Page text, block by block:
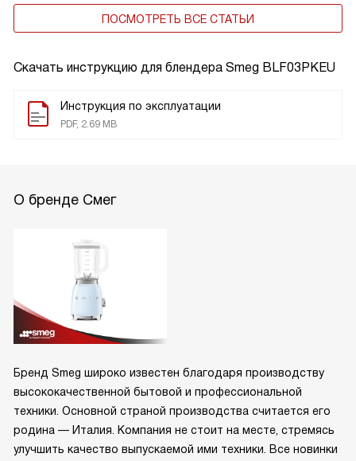
Скачать инструкцию для блендера Smeg BLF03PKEU
Инструкция по эксплуатации
PDF, 2.69 MB
ПОСМОТРЕТЬ ВСЕ СТАТЬИ
О бренде Смег
Бренд Smeg широко известен благодаря производству
высококачественной бытовой и профессиональной
техники. Основной страной производства считается его
родина — Италия. Компания не стоит на месте, стремясь
улучшить качество выпускаемой ими техники. Все новинки